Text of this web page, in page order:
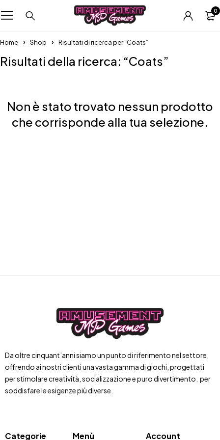
0
Home Shop Risultati di ricerca per “Coats”
Risultati della ricerca: “Coats”
Non è stato trovato nessun prodotto
che corrisponde alla tua selezione.
Da oltre cinquant’anni siamo un punto di riferimento nel settore,
offrendo ai nostri clienti una vasta gamma di giochi, progettati
per stimolare creatività, socializzazione e puro divertimento. per
soddisfare le esigenze più diverse.
Categorie Menù Account